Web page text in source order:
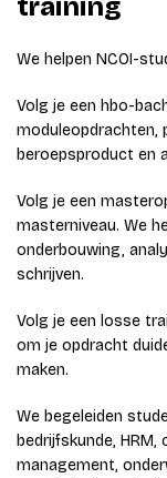
training
We helpen NCOI-
Volg je een hbo-
moduleopdrachten,
beroepsproduct en
Volg je een
masterniveau. We
onderbouwing,
schrijven.
Volg je een losse
om je opdracht
maken.
We begeleiden
bedrijfskunde,
management,